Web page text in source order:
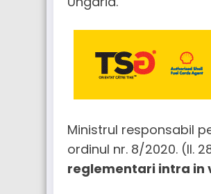
Ministrul responsabil
ordinul nr. 8/2020. (II.
reglementari intra in